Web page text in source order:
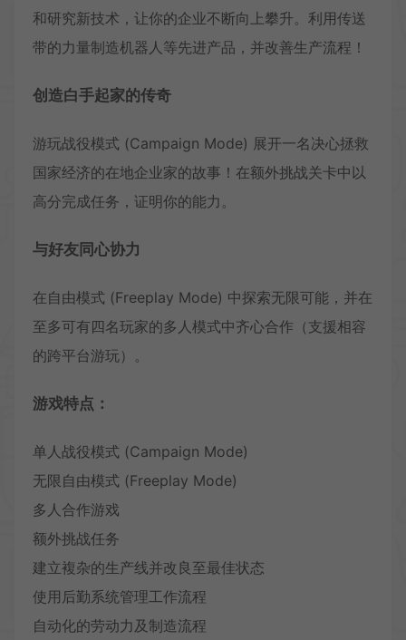
和研究新技术，让你的企业不断向上攀升。利用传送
带的力量制造机器人等先进产品，并改善生产流程！
创造白手起家的传奇
游玩战役模式 (Campaign Mode) 展开一名决心拯救
国家经济的在地企业家的故事！在额外挑战关卡中以
高分完成任务，证明你的能力。
与好友同心协力
在自由模式 (Freeplay Mode) 中探索无限可能，并在
至多可有四名玩家的多人模式中齐心合作（支援相容
的跨平台游玩）。
游戏特点：
单人战役模式 (Campaign Mode)
无限自由模式 (Freeplay Mode)
多人合作游戏
额外挑战任务
建立複杂的生产线并改良至最佳状态
使用后勤系统管理工作流程
自动化的劳动力及制造流程